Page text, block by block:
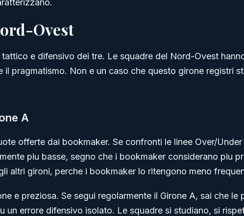
Ovest
e difensivo dei tre. Le squadre del Nord-Ovest
il pragmatismo. Non e un caso che questo girone registri
A
offerte dai bookmaker. Se confronti le linee Over/
piu basse, segno che i bookmaker considerano piu
altri gironi, perche i bookmaker lo ritengono meno
e preziosa. Se segui regolarmente il Girone A, sai che le
un errore difensivo isolato. Le squadre si studiano, si